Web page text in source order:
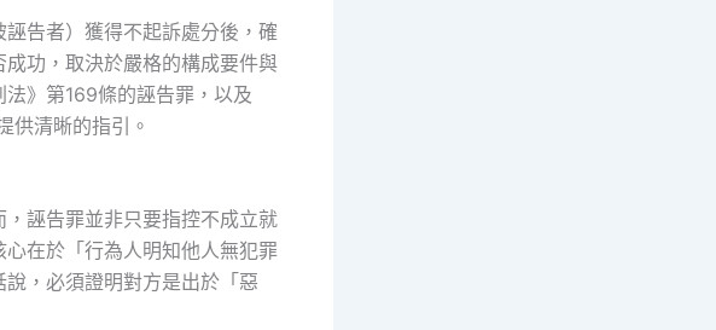
告者）獲得不起訴處分後，確
功，取決於嚴格的構成要件與
》第169條的誣告罪，以及
供清晰的指引。
誣告罪並非只要指控不成立就
在於「行為人明知他人無犯罪
，必須證明對方是出於「惡